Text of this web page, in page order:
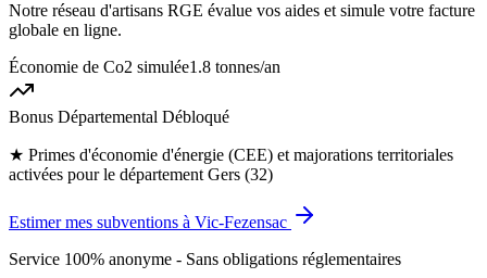
Notre réseau d'artisans RGE évalue vos aides et simule votre facture
globale en ligne.
Économie de Co2 simulée1.8 tonnes/an
Bonus Départemental Débloqué
★ Primes d'économie d'énergie (CEE) et majorations territoriales
activées pour le département Gers (32)
Estimer mes subventions à Vic-Fezensac
Service 100% anonyme - Sans obligations réglementaires